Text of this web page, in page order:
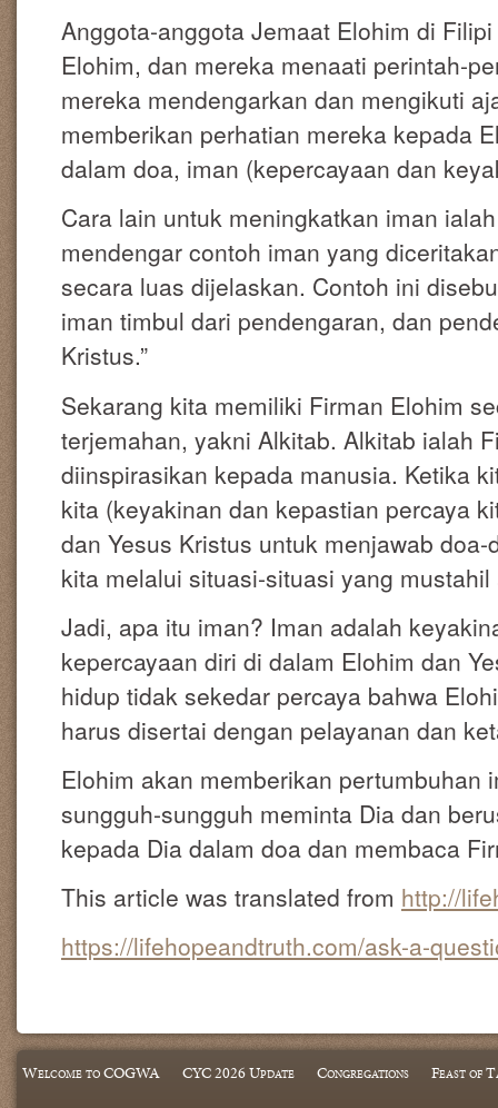
Anggota-anggota Jemaat Elohim di
Elohim, dan mereka menaati perintah-
mereka mendengarkan dan mengikuti
memberikan perhatian mereka kepada
dalam doa, iman (kepercayaan dan
Cara lain untuk meningkatkan iman
mendengar contoh iman yang
secara luas dijelaskan. Contoh ini
iman timbul dari pendengaran, dan
Kristus.”
Sekarang kita memiliki Firman Elohim
terjemahan, yakni Alkitab. Alkitab ialah
diinspirasikan kepada manusia. Ketika
kita (keyakinan dan kepastian percaya
dan Yesus Kristus untuk menjawab
kita melalui situasi-situasi yang
Jadi, apa itu iman? Iman adalah
kepercayaan diri di dalam Elohim dan
hidup tidak sekedar percaya bahwa
harus disertai dengan pelayanan dan
Elohim akan memberikan pertumbuhan
sungguh-sungguh meminta Dia dan
kepada Dia dalam doa dan membaca
This article was translated from http://
https://lifehopeandtruth.com/ask-a-
Welcome to COGWA CYC 2026 Update Congregations Feast of